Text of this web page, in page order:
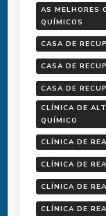
AS MELHORES
QUÍMICOS
CASA DE
CASA DE
CASA DE
CLÍNICA DE
QUÍMICO
CLÍNICA DE
CLÍNICA DE
CLÍNICA DE
CLÍNICA DE